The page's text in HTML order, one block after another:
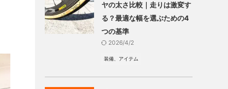
ヤの太さ比較｜走りは激変す
る？最適な幅を選ぶための4
つの基準
2026/4/2
装備、アイテム